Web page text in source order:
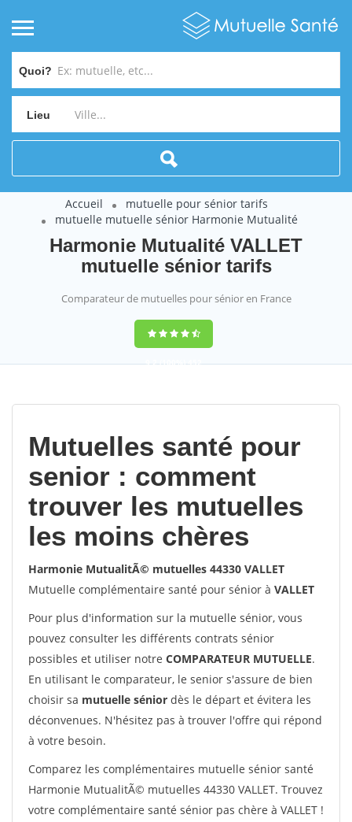
Quoi?
Lieu
Accueil
mutuelle pour sénior tarifs
mutuelle mutuelle sénior Harmonie Mutualité
Harmonie Mutualité VALLET
mutuelle sénior tarifs
Comparateur de mutuelles pour sénior en France
9,2(100%)452
Mutuelles santé pour
senior : comment
trouver les mutuelles
les moins chères
Harmonie MutualitÃ© mutuelles 44330 VALLET
Mutuelle complémentaire santé pour sénior à VALLET
Pour plus d'information sur la mutuelle sénior, vous
pouvez consulter les différents contrats sénior
possibles et utiliser notre COMPARATEUR MUTUELLE.
En utilisant le comparateur, le senior s'assure de bien
choisir sa mutuelle sénior dès le départ et évitera les
déconvenues. N'hésitez pas à trouver l'offre qui répond
à votre besoin.
Comparez les complémentaires mutuelle sénior santé
Harmonie MutualitÃ© mutuelles 44330 VALLET. Trouvez
votre complémentaire santé sénior pas chère à VALLET !